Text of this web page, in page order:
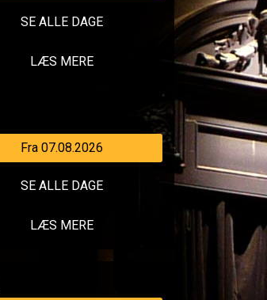
SE ALLE DAGE
LÆS MERE
Fra 07.08.2026
SE ALLE DAGE
LÆS MERE